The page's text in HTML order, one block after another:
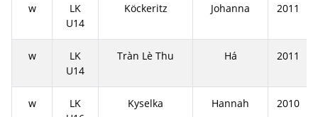
w
LK
U14
Köckeritz Johanna 2011
w
LK
U14
Tràn Lè Thu Há 2011
w
LK
Kyselka Hannah 2010